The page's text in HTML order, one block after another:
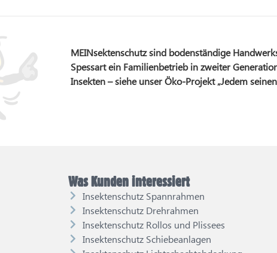
MEINsektenschutz sind bodenständige
Spessart ein Familienbetrieb in zweiter
Insekten – siehe unser Öko-Projekt „Jedem
Was Kunden interessiert
Insektenschutz Spannrahmen
Insektenschutz Drehrahmen
Insektenschutz Rollos und Plissees
Insektenschutz Schiebeanlagen